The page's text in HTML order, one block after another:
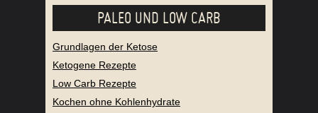
PALEO UND LOW CARB
Grundlagen der Ketose
Ketogene Rezepte
Low Carb Rezepte
Kochen ohne Kohlenhydrate